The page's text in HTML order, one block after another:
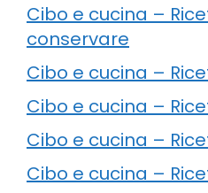
Cibo e cucina –
conservare
Cibo e cucina –
Cibo e cucina –
Cibo e cucina –
Cibo e cucina –